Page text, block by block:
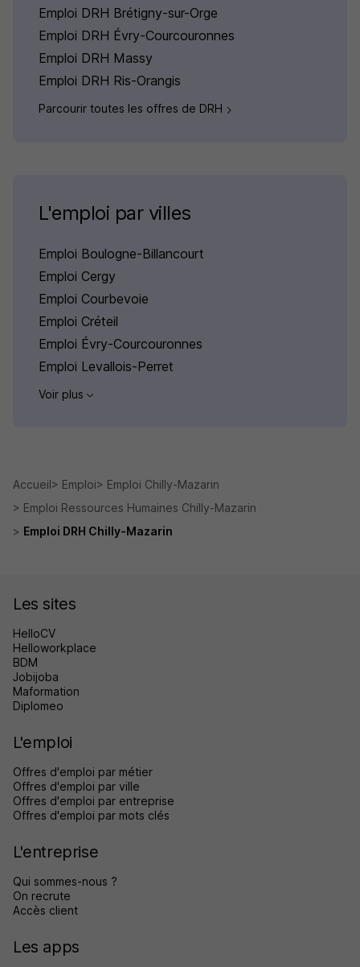
Emploi DRH Brétigny-sur-Orge
Emploi DRH Évry-Courcouronnes
Emploi DRH Massy
Emploi DRH Ris-Orangis
Parcourir toutes les offres de DRH
L'emploi par villes
Emploi Boulogne-Billancourt
Emploi Cergy
Emploi Courbevoie
Emploi Créteil
Emploi Évry-Courcouronnes
Emploi Levallois-Perret
Voir plus
Accueil Emploi
Emploi Chilly-Mazarin
Emploi Ressources Humaines Chilly-Mazarin
Emploi DRH Chilly-Mazarin
Les sites
HelloCV
Helloworkplace
BDM
Jobijoba
Maformation
Diplomeo
L'emploi
Offres d'emploi par métier
Offres d'emploi par ville
Offres d'emploi par entreprise
Offres d'emploi par mots clés
L'entreprise
Qui sommes-nous ?
On recrute
Accès client
Les apps